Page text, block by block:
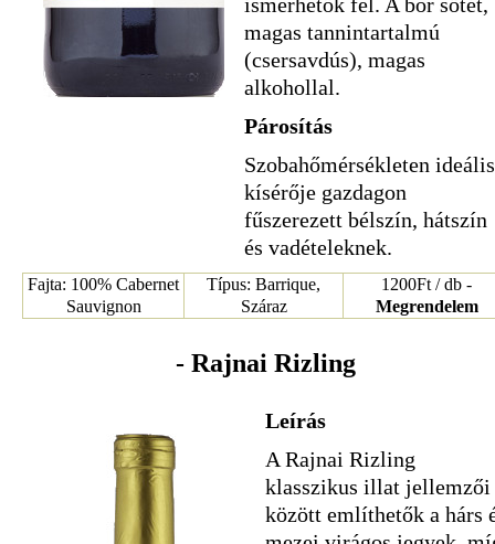
magas tannintartalmú
(csersavdús), magas
alkohollal.
Párosítás
Szobahőmérsékleten ideális
kísérője gazdagon
fűszerezett bélszín, hátszín
és vadételeknek.
Fajta: 100% Cabernet
Sauvignon
Típus: Barrique,
Száraz
1200Ft / db -
Megrendelem
- Rajnai Rizling
Leírás
A Rajnai Rizling
klasszikus illat jellemzői
között említhetők a hárs